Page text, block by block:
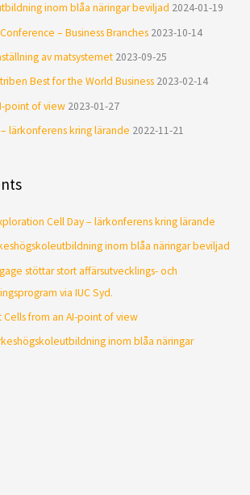
inom blåa näringar beviljad 2024-01-19
– Business Branches 2023-10-14
av matsystemet 2023-09-25
Best for the World Business 2023-02-14
point of view 2023-01-27
lärkonferens kring lärande 2022-11-21
Cell Day – lärkonferens kring lärande
inom blåa näringar beviljad
stöttar stort affärsutvecklings- och
via IUC Syd.
Cells from an AI-point of view
inom blåa näringar